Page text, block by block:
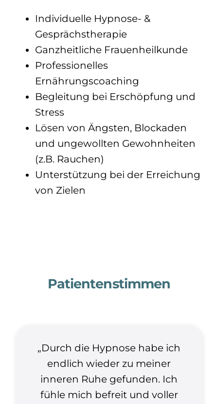
Individuelle Hypnose- &
Gesprächstherapie
Ganzheitliche Frauenheilkunde
Professionelles
Ernährungscoaching
Begleitung bei Erschöpfung und
Stress
Lösen von Ängsten, Blockaden
und ungewollten Gewohnheiten
(z.B. Rauchen)
Unterstützung bei der Erreichung
von Zielen
Patientenstimmen
„Durch die Hypnose habe ich
endlich wieder zu meiner
inneren Ruhe gefunden. Ich
fühle mich befreit und voller